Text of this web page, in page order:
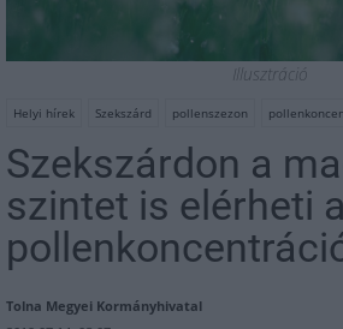
Illusztráció
Helyi hírek Szekszárd pollenszezon
Szekszárdon a
szintet is elérheti a
Tolna Megyei Kormányhivatal